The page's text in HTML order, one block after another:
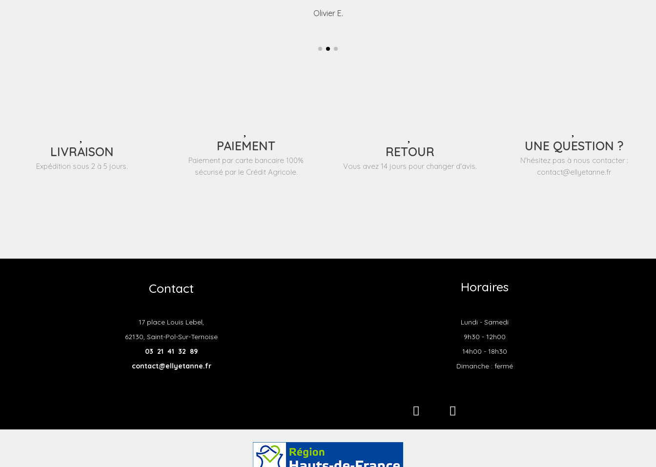
Olivier E.
LIVRAISON
Expédition sous 2 à 5 jours.
PAIEMENT
Paiement par carte bancaire 100%
sécurisé par le Crédit Agricole.
RETOUR
Vous avez 14 jours pour changer d'avis.
UNE QUESTION ?
N'hésitez pas à nous contacter :
contact@ellyetanne.fr
Contact
17 place Louis Lebel,
62130, Saint-Pol-Sur-Ternoise
03 21 41 32 89
contact@ellyetanne.fr
Horaires
Lundi - Samedi
9h30 - 12h00
14h00 - 18h30
Dimanche : fermé